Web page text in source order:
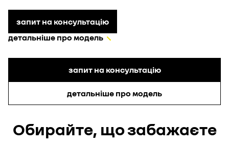
запит на консультацію
детальніше про модель
запит на консультацію
детальніше про модель
Обирайте, що забажаєте